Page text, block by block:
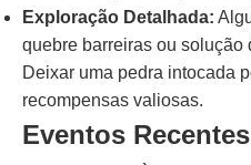
Exploração Detalhada:
quebre barreiras ou solução
Deixar uma pedra intocada
recompensas valiosas.
Eventos